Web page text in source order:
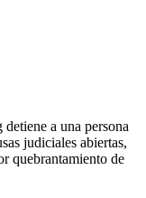
a una persona
judiciales abiertas,
quebrantamiento de